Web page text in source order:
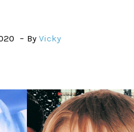
By Vicky